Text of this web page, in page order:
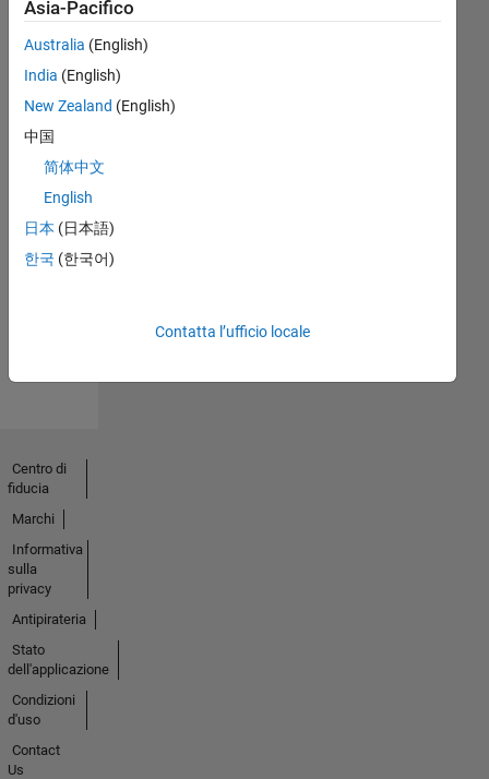
No
Endorsements
Asia-Pacifico
Australia (English)
India (English)
New Zealand (English)
中国
简体中文
English
日本 (日本語)
한국 (한국어)
Contatta l’ufficio locale
Centro di
fiducia
Marchi
Informativa
sulla
privacy
Antipirateria
Stato
dell'applicazione
Condizioni
d'uso
Contact
Us